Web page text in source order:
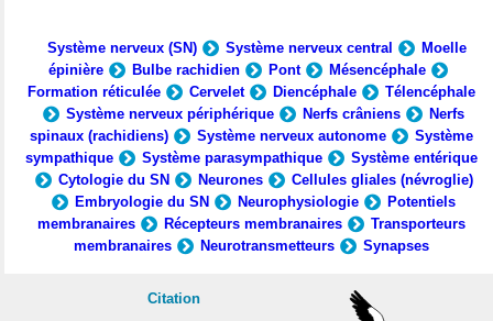
Système nerveux (SN) Système nerveux central
Moelle
épinière
Bulbe rachidien Pont
Mésencéphale
Formation réticulée
Cervelet Diencéphale
Télencéphale
Système nerveux périphérique
Nerfs crâniens
Nerfs
spinaux (rachidiens)
Système nerveux autonome
Système
sympathique
Système parasympathique
Système entérique
Cytologie du SN
Neurones
Cellules gliales (névroglie)
Embryologie du SN
Neurophysiologie
Potentiels
membranaires
Récepteurs membranaires
Transporteurs
membranaires
Neurotransmetteurs Synapses
Citation